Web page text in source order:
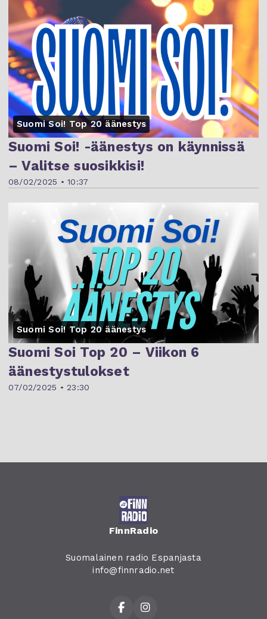
Suomi Soi! Top 20 äänestys
08/02/2025 • 10:37
Suomi Soi! -äänestys on käynnissä
– Valitse suosikkisi!
Suomi Soi! Top 20 äänestys
07/02/2025 • 23:30
Suomi Soi Top 20 – Viikon 6
äänestystulokset
FinnRadio
Suomalainen radio Espanjasta
info@finnradio.net